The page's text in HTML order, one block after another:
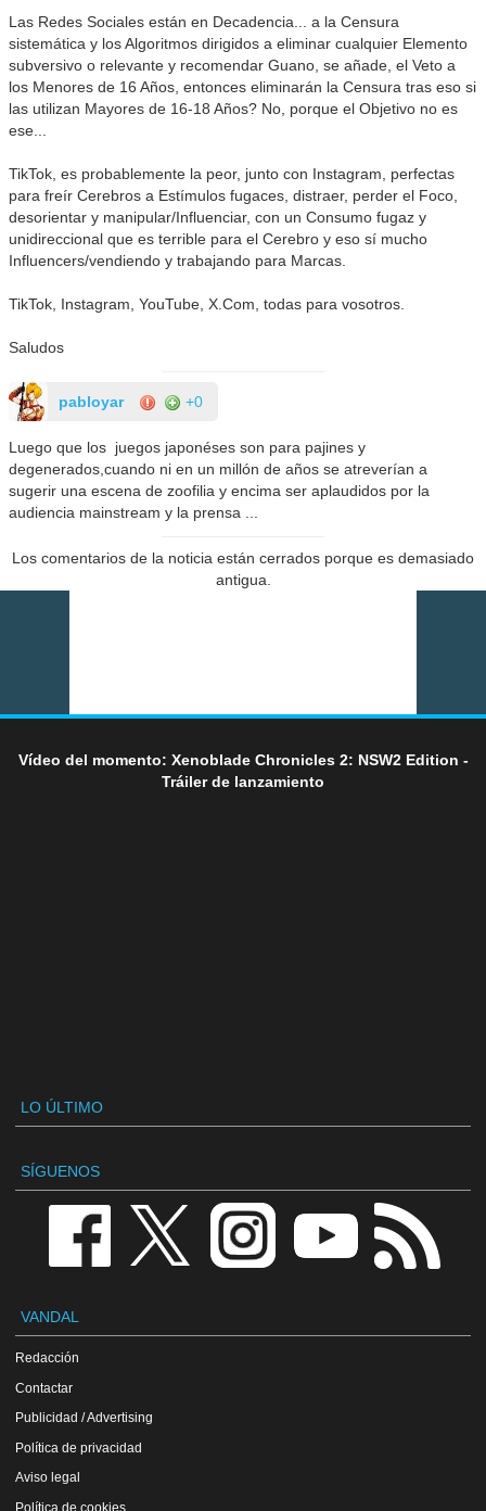
Las Redes Sociales están en Decadencia... a la Censura
sistemática y los Algoritmos dirigidos a eliminar cualquier Elemento
subversivo o relevante y recomendar Guano, se añade, el Veto a
los Menores de 16 Años, entonces eliminarán la Censura tras eso si
las utilizan Mayores de 16-18 Años? No, porque el Objetivo no es
ese...
TikTok, es probablemente la peor, junto con Instagram, perfectas
para freír Cerebros a Estímulos fugaces, distraer, perder el Foco,
desorientar y manipular/Influenciar, con un Consumo fugaz y
unidireccional que es terrible para el Cerebro y eso sí mucho
Influencers/vendiendo y trabajando para Marcas.
TikTok, Instagram, YouTube, X.Com, todas para vosotros.
Saludos
pabloyar +0
Luego que los juegos japonéses son para pajines y
degenerados,cuando ni en un millón de años se atreverían a
sugerir una escena de zoofilia y encima ser aplaudidos por la
audiencia mainstream y la prensa ...
Los comentarios de la noticia están cerrados porque es demasiado
antigua.
Vídeo del momento: Xenoblade Chronicles 2: NSW2 Edition -
Tráiler de lanzamiento
LO ÚLTIMO
SÍGUENOS
VANDAL
Redacción
Contactar
Publicidad / Advertising
Política de privacidad
Aviso legal
Política de cookies